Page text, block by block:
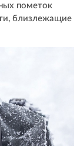
пометок
близлежащие